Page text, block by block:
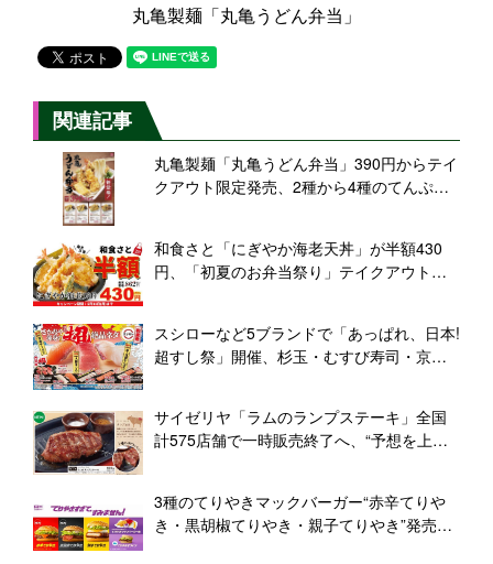
丸亀製麺「丸亀うどん弁当」
関連記事
丸亀製麺「丸亀うどん弁当」390円からテイ
クアウト限定発売、2種から4種のてんぷら
和食さと「にぎやか海老天丼」が半額430
円、「初夏のお弁当祭り」テイクアウトキ
スシローなど5ブランドで「あっぱれ、日本!
超すし祭」開催、杉玉・むすび寿司・京
サイゼリヤ「ラムのランプステーキ」全国
計575店舗で一時販売終了へ、“予想を上回
3種のてりやきマックバーガー“赤辛てりや
き・黒胡椒てりやき・親子てりやき”発売、